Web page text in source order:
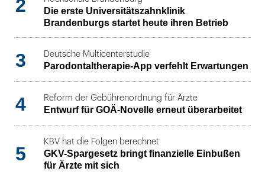
2
Die erste Universitätszahnklinik
Brandenburgs startet heute ihren Betrieb
3 Deutsche Multicenterstudie
Parodontaltherapie-App verfehlt Erwartungen
4 Reform der Gebührenordnung für Ärzte
Entwurf für GOÄ-Novelle erneut überarbeitet
5
KBV hat die Folgen berechnet
GKV-Spargesetz bringt finanzielle Einbußen
für Ärzte mit sich